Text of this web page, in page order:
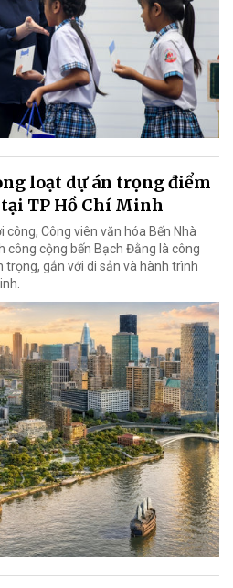
loạt dự án trọng điểm
TP Hồ Chí Minh
Công viên văn hóa Bến Nhà
công cộng bến Bạch Đằng là công
trọng, gắn với di sản và hành trình